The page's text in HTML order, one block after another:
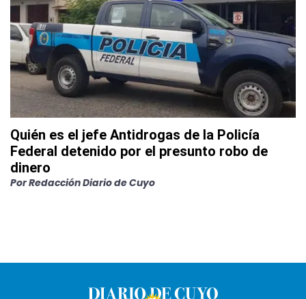
Quién es el jefe Antidrogas de la Policía
Federal detenido por el presunto robo de
dinero
PorRedacción Diario de Cuyo